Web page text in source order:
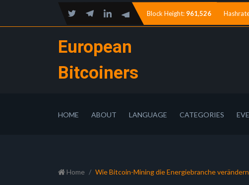
Block Height: 961,526
European
Bitcoiners
HOME ABOUT LANGUAGE CATEGORIES
Home Wie Bitcoin-Mining die Energiebranche